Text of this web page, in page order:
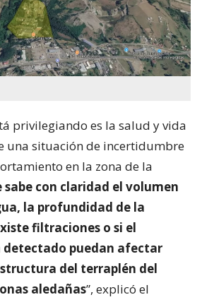
privilegiando es la salud y vida
una situación de incertidumbre
en la zona de la
sabe con claridad el volumen
la profundidad de la
filtraciones o si el
puedan afectar
del terraplén del
aledañas”, explicó el